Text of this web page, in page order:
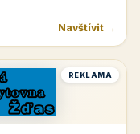
Navštívit →
REKLAMA